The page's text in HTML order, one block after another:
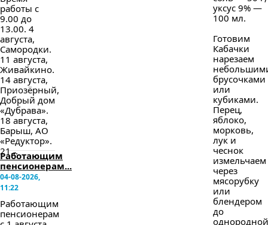
работы с
9.00 до
13.00. 4
августа,
Самородки.
11 августа,
Живайкино.
14 августа,
Приозёрный,
Добрый дом
«Дубрава».
18 августа,
Барыш, АО
«Редуктор».
21...
Работающим
пенсионерам...
04-08-2026,
11:22
Работающим
пенсионерам
уксус 9% —
100 мл.
Готовим
Кабачки
нарезаем
брусочками
или
кубиками.
Перец,
яблоко,
морковь,
лук и
чеснок
измельчаем
через
мясорубку
или
блендером
до
однородной